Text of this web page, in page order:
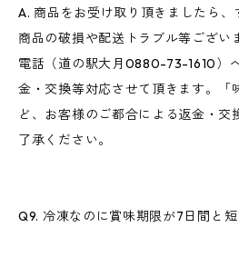
A. 商品をお受け取り頂きましたら、
商品の破損や配送トラブル等ござい
電話（道の駅大月0880-73-1610）
金・交換等対応させて頂きます。「
ど、お客様のご都合による返金・交
了承ください。
Q9. 冷凍なのに賞味期限が7日間と短